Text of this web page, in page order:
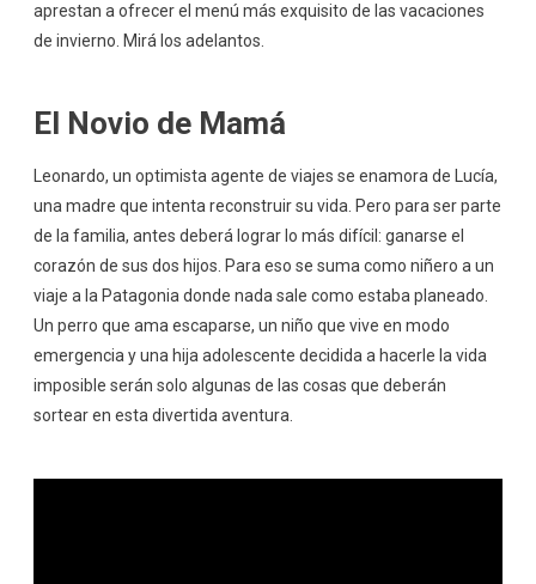
aprestan a ofrecer el menú más exquisito de las vacaciones
de invierno. Mirá los adelantos.
El Novio de Mamá
Leonardo, un optimista agente de viajes se enamora de Lucía,
una madre que intenta reconstruir su vida. Pero para ser parte
de la familia, antes deberá lograr lo más difícil: ganarse el
corazón de sus dos hijos. Para eso se suma como niñero a un
viaje a la Patagonia donde nada sale como estaba planeado.
Un perro que ama escaparse, un niño que vive en modo
emergencia y una hija adolescente decidida a hacerle la vida
imposible serán solo algunas de las cosas que deberán
sortear en esta divertida aventura.